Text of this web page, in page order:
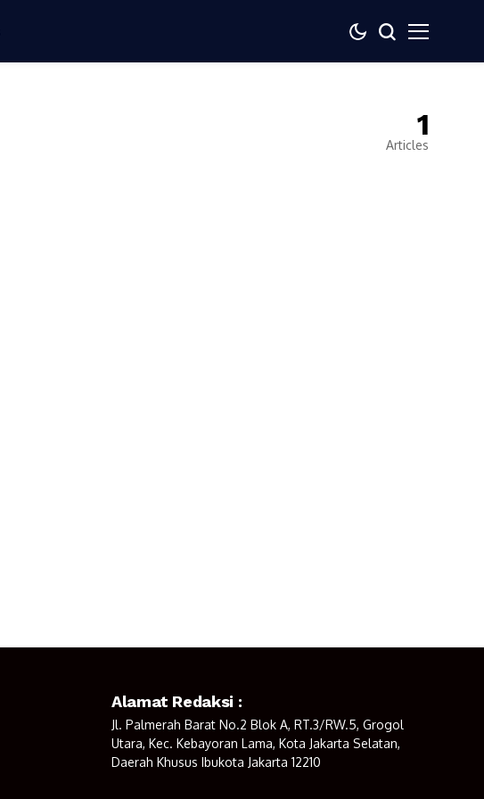
1
Articles
Alamat Redaksi :
Jl. Palmerah Barat No.2 Blok A, RT.3/RW.5, Grogol
Utara, Kec. Kebayoran Lama, Kota Jakarta Selatan,
Daerah Khusus Ibukota Jakarta 12210